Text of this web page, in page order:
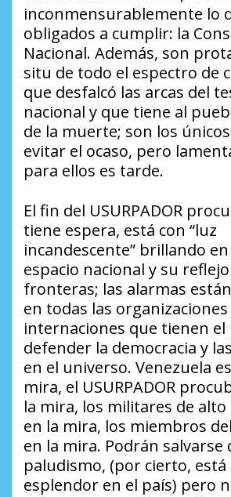
inconmensurablemente lo
obligados a cumplir: la
Nacional. Además, son
situ de todo el espectro de
que desfalcó las arcas del
nacional y que tiene al
de la muerte; son los
evitar el ocaso, pero
para ellos es tarde.
El fin del USURPADOR
tiene espera, está con “luz
incandescente” brillando
espacio nacional y su
fronteras; las alarmas
en todas las organizaciones
internaciones que tienen el
defender la democracia y
en el universo. Venezuela
mira, el USURPADOR
la mira, los militares de
en la mira, los miembros
en la mira. Podrán salvarse
paludismo, (por cierto,
esplendor en el país) pero